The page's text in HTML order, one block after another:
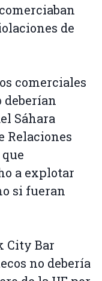
de
comerciales
deberían
Sáhara
Relaciones
a explotar
si fueran
City Bar
no debería